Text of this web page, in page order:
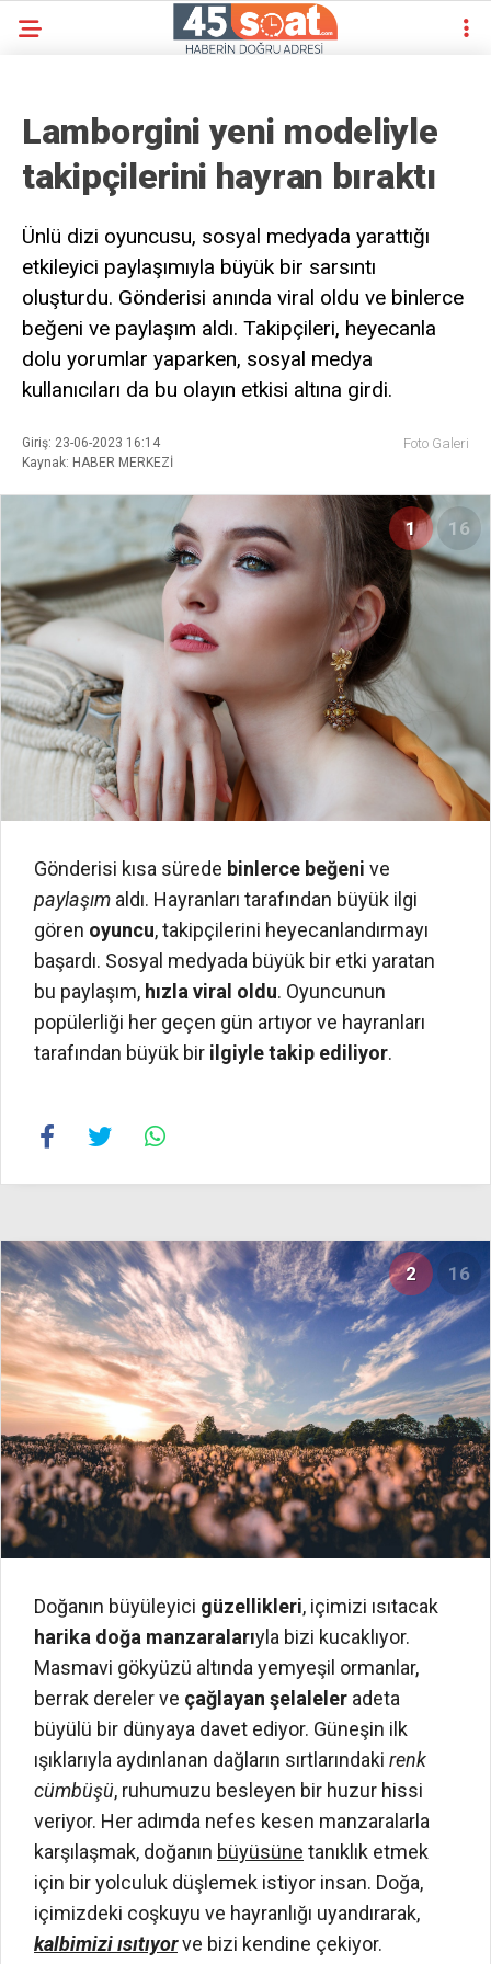
Lamborgini yeni modeliyle
takipçilerini hayran bıraktı
Ünlü dizi oyuncusu, sosyal medyada yarattığı
etkileyici paylaşımıyla büyük bir sarsıntı
oluşturdu. Gönderisi anında viral oldu ve binlerce
beğeni ve paylaşım aldı. Takipçileri, heyecanla
dolu yorumlar yaparken, sosyal medya
kullanıcıları da bu olayın etkisi altına girdi.
Giriş: 23-06-2023 16:14
Kaynak: HABER MERKEZİ
Foto Galeri
1 16
Gönderisi kısa sürede binlerce beğeni ve
paylaşım aldı. Hayranları tarafından büyük ilgi
gören oyuncu, takipçilerini heyecanlandırmayı
başardı. Sosyal medyada büyük bir etki yaratan
bu paylaşım, hızla viral oldu. Oyuncunun
popülerliği her geçen gün artıyor ve hayranları
tarafından büyük bir ilgiyle takip ediliyor.
2 16
Doğanın büyüleyici güzellikleri, içimizi ısıtacak
harika doğa manzaralarıyla bizi kucaklıyor.
Masmavi gökyüzü altında yemyeşil ormanlar,
berrak dereler ve çağlayan şelaleler adeta
büyülü bir dünyaya davet ediyor. Güneşin ilk
ışıklarıyla aydınlanan dağların sırtlarındaki renk
cümbüşü, ruhumuzu besleyen bir huzur hissi
veriyor. Her adımda nefes kesen manzaralarla
karşılaşmak, doğanın büyüsüne tanıklık etmek
için bir yolculuk düşlemek istiyor insan. Doğa,
içimizdeki coşkuyu ve hayranlığı uyandırarak,
kalbimizi ısıtıyorve bizi kendine çekiyor.